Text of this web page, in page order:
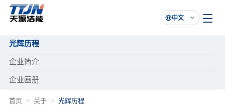

中文
光辉历程
企业简介
企业画册
首页 关于 光辉历程